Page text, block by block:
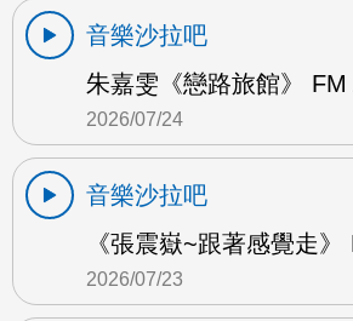
音樂沙拉吧
朱嘉雯《戀路旅館》 FM
2026/07/24
音樂沙拉吧
《張震嶽~跟著感覺走》
2026/07/23